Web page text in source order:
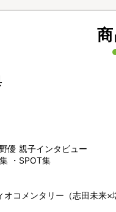
優 親子インタビュー
・SPOT集
オコメンタリー（志田未来×